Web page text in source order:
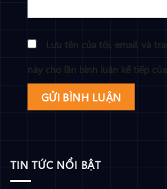
Lưu tên của tôi, email, và
này cho lần bình luận kế tiếp
TIN TỨC NỔI BẬT